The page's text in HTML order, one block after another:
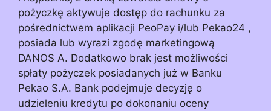
pożyczkę aktywuje dostęp do rachunku za
pośrednictwem aplikacji PeoPay i/lub Pekao24 ,
posiada lub wyrazi zgodę marketingową
DANOS A. Dodatkowo brak jest możliwości
spłaty pożyczek posiadanych już w Banku
Pekao S.A. Bank podejmuje decyzję o
udzieleniu kredytu po dokonaniu oceny